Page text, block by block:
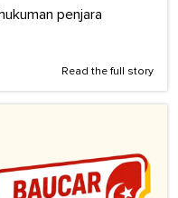
penjara
Read the full story